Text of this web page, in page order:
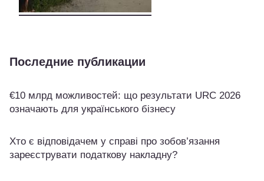
Последние публикации
€10 млрд можливостей: що результати URC 2026
означають для українського бізнесу
Хто є відповідачем у справі про зобов’язання
зареєструвати податкову накладну?